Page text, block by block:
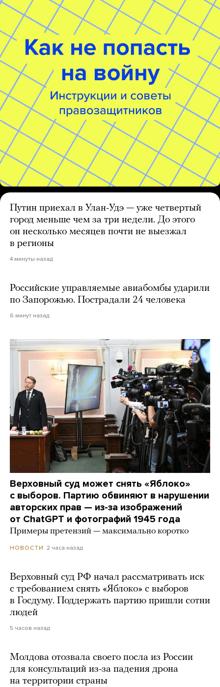
Путин приехал в Улан-Удэ — уже четвертый
город меньше чем за три недели. До этого
он несколько месяцев почти не выезжал
в регионы
4 минуты назад
Российские управляемые авиабомбы ударили
по Запорожью. Пострадали 24 человека
6 минут назад
Верховный суд может снять «Яблоко»
с выборов. Партию обвиняют в нарушении
авторских прав — из-за изображений
от ChatGPT и фотографий 1945 года
Примеры претензий — максимально коротко
НОВОСТИ 2 часа назад
Верховный суд РФ начал рассматривать иск
с требованием снять «Яблоко» с выборов
в Госдуму. Поддержать партию пришли сотни
людей
5 часов назад
Молдова отозвала своего посла из России
для консультаций из-за падения дрона
на территории страны